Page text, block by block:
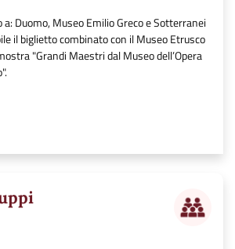
Duomo, Museo Emilio Greco e Sotterranei
il biglietto combinato con il Museo Etrusco
"Grandi Maestri dal Museo dell’Opera